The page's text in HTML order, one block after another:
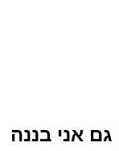
גם אני בננה